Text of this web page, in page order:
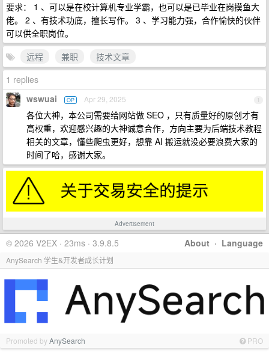
要求： 1 、可以是在校计算机专业学霸，也可以是已毕业在岗摸鱼大
佬。 2 、有技术功底，擅长写作。 3 、学习能力强，合作愉快的伙伴
可以供全职岗位。
远程
兼职
技术文章
1 replies
1
wswuai OP Apr 29, 2025
各位大神，本公司需要给网站做 SEO ，只有质量好的原创才有
高权重，欢迎感兴趣的大神诚意合作，方向主要为后端技术教程
相关的文章，懂些爬虫更好，想靠 AI 搬运就没必要浪费大家的
时间了哈，感谢大家。
Advertisement
About · Language
© 2026 V2EX · 23ms · 3.9.8.5
AnySearch 学生&开发者成长计划
Promoted byAnySearch PRO